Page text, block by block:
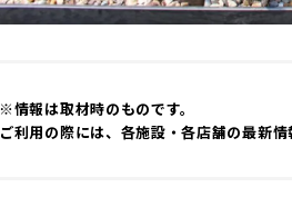
※情報は取材時のものです。
ご利用の際には、各施設・各店舗の最新情